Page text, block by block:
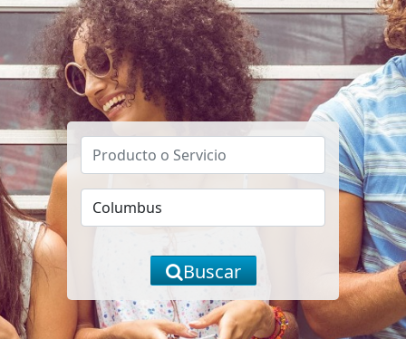
Buscar